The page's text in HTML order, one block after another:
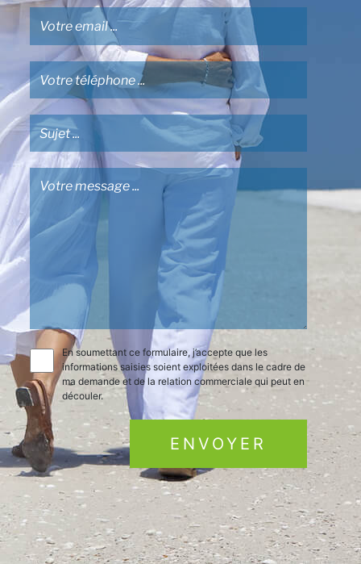
En soumettant ce formulaire, j’accepte que les
informations saisies soient exploitées dans le cadre de
ma demande et de la relation commerciale qui peut en
découler.